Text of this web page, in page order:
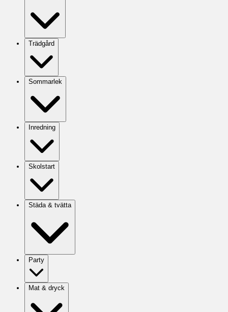
Trädgård
Sommarlek
Inredning
Skolstart
Städa & tvätta
Party
Mat & dryck